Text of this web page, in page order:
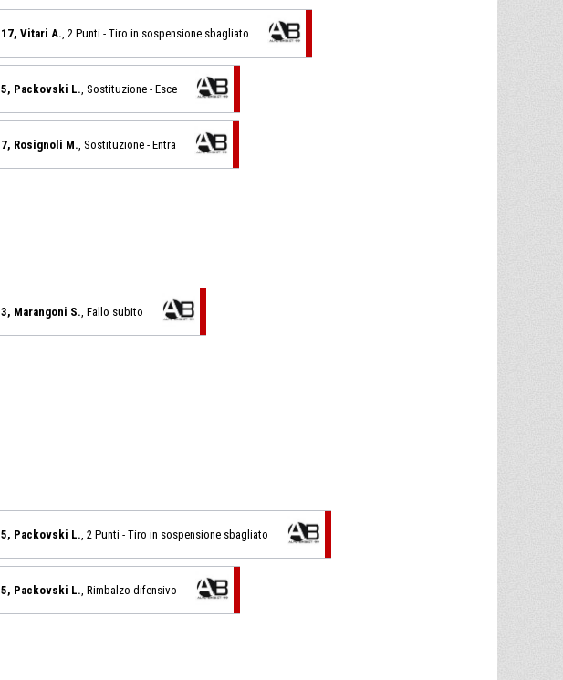
17, Vitari A. , 2 Punti - Tiro in sospensione sbagliato
5, Packovski L. , Sostituzione - Esce
7, Rosignoli M. , Sostituzione - Entra
3, Marangoni S. , Fallo subito
5, Packovski L. , 2 Punti - Tiro in sospensione sbagliato
5, Packovski L. , Rimbalzo difensivo